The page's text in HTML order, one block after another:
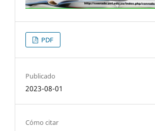
PDF
Publicado
2023-08-01
Cómo citar